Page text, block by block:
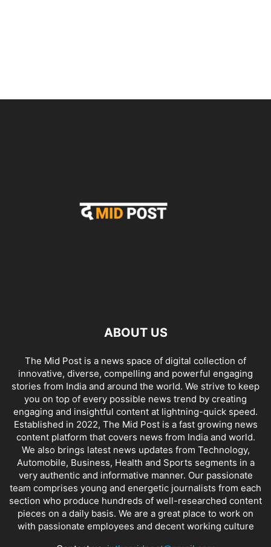
ABOUT US
The Mid Post is a news space of digital collection of
innovative, diverse, compelling and powerful engaging
stories from India and around the world. We strive to keep
you on top of every possible news trend by creating
engaging and insightful content at lightning-quick speed.
Established in 2022, The Mid Post is a fast growing news
content platform that covers news from India and world.
We also brings latest news updates from Technology,
Automobile, Business, Health and Sports segments in a
very authentic and informative manner. Our passionate
team comprises young and energetic journalists from each
section who produce hundreds of well-researched content
pieces on a daily basis. We are a great place to work on
with passionate employees and decent working culture